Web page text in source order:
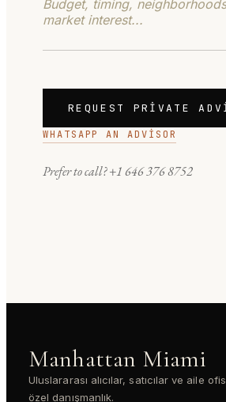
REQUEST PRIVATE
WHATSAPP AN ADVISOR
Prefer to call?+1 646 376 8752
Manhattan Miami
Uluslararası alıcılar, satıcılar ve aile
özel danışmanlık.